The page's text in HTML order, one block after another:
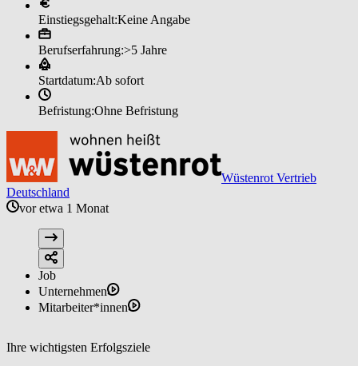
Einstiegsgehalt:Keine Angabe
Berufserfahrung:>5 Jahre
Startdatum:Ab sofort
Befristung:Ohne Befristung
Wüstenrot Vertrieb
Deutschland
vor etwa 1 Monat
Job
Unternehmen
Mitarbeiter*innen
Ihre wichtigsten Erfolgsziele